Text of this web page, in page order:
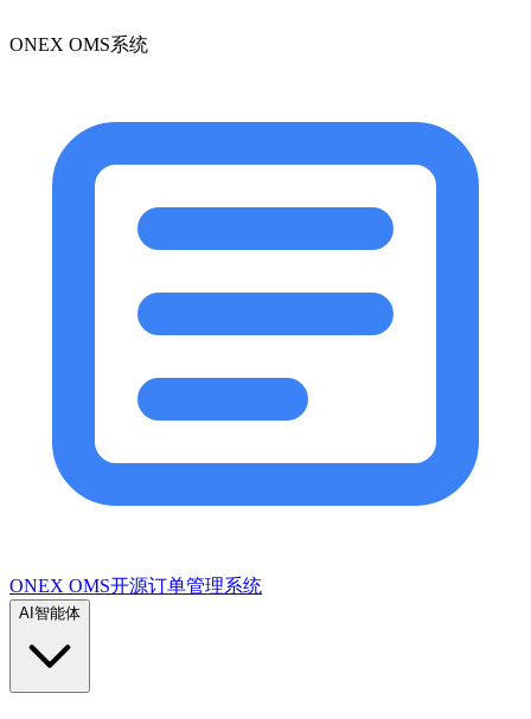
ONEX OMS系统
ONEX OMS开源订单管理系统
AI智能体